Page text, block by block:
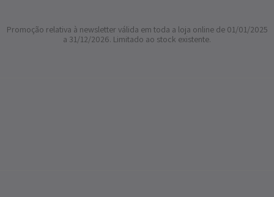
Promoção relativa à newsletter válida em toda a loja online de 01/01/2025
a 31/12/2026. Limitado ao stock existente.